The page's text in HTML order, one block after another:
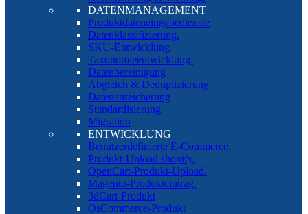
DATENMANAGEMENT
Produktdateneingabedienste
Datenklassifizierung.
SKU-Entwicklung
Taxonomieentwicklung.
Datenbereinigung
Abgleich & Deduplizierung
Datenanreicherung
Standardisierung
Migration
ENTWICKLUNG
Benutzerdefinierte E-Commerce.
Produkt-Upload shopify.
OpenCart-Produkt-Upload.
Magento-Produkteintrag.
3dCart-Produkt
OsCommerce-Produkt